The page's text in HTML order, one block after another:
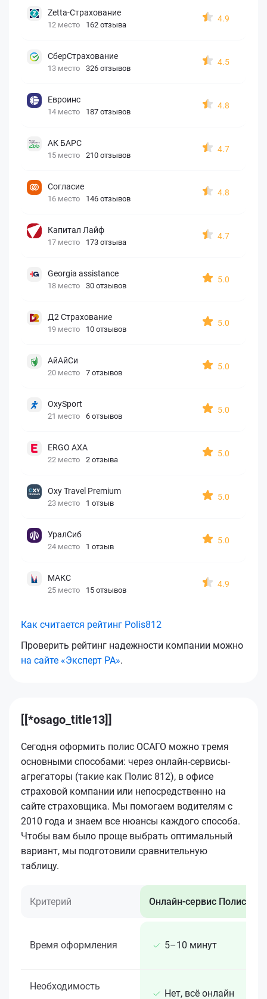
Zetta-Страхование
12 место 162 отзыва
4.9
СберСтрахование
13 место 326 отзывов
4.5
Евроинс
14 место 187 отзывов
4.8
АК БАРС
15 место 210 отзывов
4.7
Согласие
16 место 146 отзывов
4.8
Капитал Лайф
17 место 173 отзыва
4.7
Georgia assistance
18 место 30 отзывов
5.0
Д2 Страхование
19 место 10 отзывов
5.0
АйАйСи
20 место 7 отзывов
5.0
OxySport
21 место 6 отзывов
5.0
ERGO AXA
22 место 2 отзыва
5.0
Oxy Travel Premium
23 место 1 отзыв
5.0
УралСиб
24 место 1 отзыв
5.0
МАКС
25 место 15 отзывов
4.9
Как считается рейтинг Polis812
Проверить рейтинг надежности компании можно
на сайте «Эксперт РА».
[[*osago_title13]]
Сегодня оформить полис ОСАГО можно тремя
основными способами: через онлайн-сервисы-
агрегаторы (такие как Полис 812), в офисе
страховой компании или непосредственно на
сайте страховщика. Мы помогаем водителям с
2010 года и знаем все нюансы каждого способа.
Чтобы вам было проще выбрать оптимальный
вариант, мы подготовили сравнительную
таблицу.
Критерий Онлайн-сервис Полис 812
Время оформления 5–10 минут
Необходимость
Нет, всё онлайн